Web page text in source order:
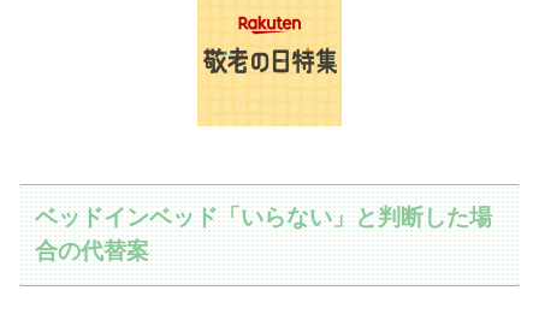
ベッドインベッド「いらない」と判断した場
合の代替案